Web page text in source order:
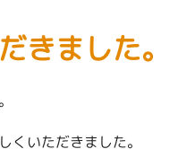
きました。
くいただきました。